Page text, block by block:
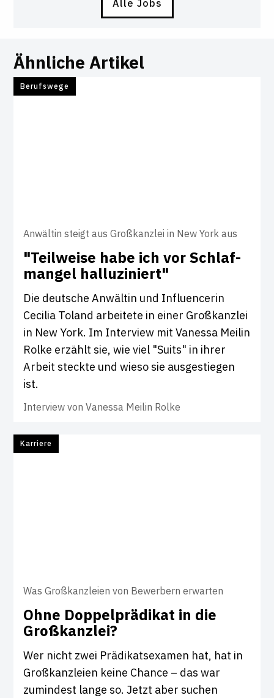
Alle Jobs
Ähnliche Artikel
Berufswege
Anwältin steigt aus Großkanzlei in New York aus
"Teil­weise habe ich vor Schlaf­
mangel hal­lu­zi­niert"
Die deutsche Anwältin und Influencerin
Cecilia Toland arbeitete in einer Großkanzlei
in New York. Im Interview mit Vanessa Meilin
Rolke erzählt sie, wie viel "Suits" in ihrer
Arbeit steckte und wieso sie ausgestiegen
ist.
Interview von Vanessa Meilin Rolke
Karriere
Was Großkanzleien von Bewerbern erwarten
Ohne Dop­pel­prä­d­ikat in die
Groß­kanzlei?
Wer nicht zwei Prädikatsexamen hat, hat in
Großkanzleien keine Chance – das war
zumindest lange so. Jetzt aber suchen